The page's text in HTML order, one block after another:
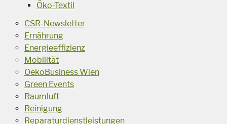
Öko-Textil
CSR-Newsletter
Ernährung
Energieeffizienz
Mobilität
OekoBusiness Wien
Green Events
Raumluft
Reinigung
Reparaturdienstleistungen